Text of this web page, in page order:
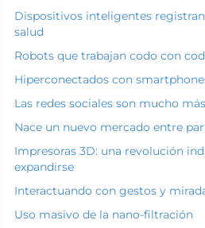
Dispositivos inteligentes
salud
Robots que trabajan codo con
Hiperconectados con
Las redes sociales son mucho
Nace un nuevo mercado entre
Impresoras 3D: una revolución
expandirse
Interactuando con gestos y
Uso masivo de la nano-filtración